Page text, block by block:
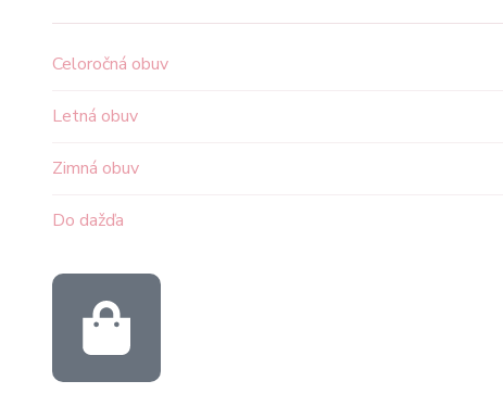
Celoročná obuv
Letná obuv
Zimná obuv
Do dažďa